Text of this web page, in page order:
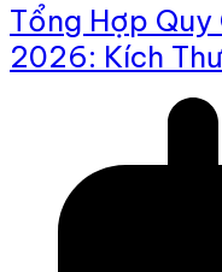
Tổng Hợp
2026: Kích